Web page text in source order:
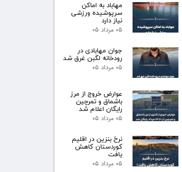
مهاباد به اماکن
سرپوشیده ورزشی
نیاز دارد
۰۵ مرداد ۰۵
جوان مهابادی در
رودخانه لگبن غرق شد
۰۵ مرداد ۰۵
عوارض خروج از مرز
باشماق و تمرچین
رایگان اعلام شد
۰۵ مرداد ۰۵
نرخ بنزین در اقلیم
کوردستان کاهش
یافت
۰۵ مرداد ۰۵